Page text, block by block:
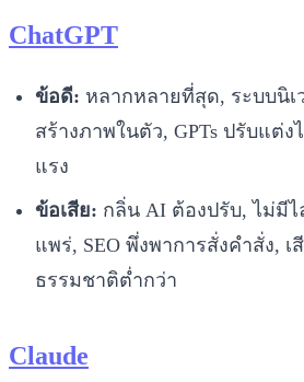
ChatGPT
ข้อดี: หลากหลายที่สุด, ระบบนิ
สร้างภาพในตัว, GPTs ปรับแต่
แรง
ข้อเสีย: กลิ่น AI ต้องปรับ, ไม่มีไ
แพร่, SEO พึ่งพาการสั่งคำสั่ง, เ
ธรรมชาติต่ำกว่า
Claude